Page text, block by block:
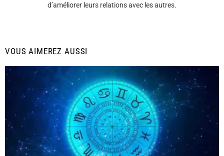
d’améliorer leurs relations avec les autres.
VOUS AIMEREZ AUSSI